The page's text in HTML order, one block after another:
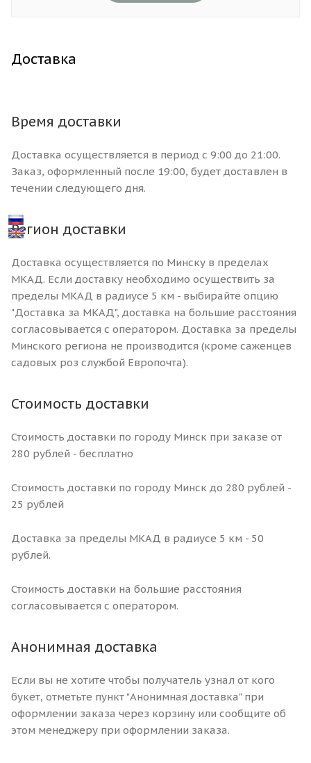
Доставка
Время доставки
Доставка осуществляется в период с 9:00 до 21:00.
Заказ, оформленный после 19:00, будет доставлен в
течении следующего дня.
Регион доставки
Доставка осуществляется по Минску в пределах
МКАД. Если доставку необходимо осуществить за
пределы МКАД в радиусе 5 км - выбирайте опцию
"Доставка за МКАД", доставка на большие расстояния
согласовывается с оператором. Доставка за пределы
Минского региона не производится (кроме саженцев
садовых роз службой Европочта).
Стоимость доставки
Стоимость доставки по городу Минск при заказе от
280 рублей - бесплатно
Стоимость доставки по городу Минск до 280 рублей -
25 рублей
Доставка за пределы МКАД в радиусе 5 км - 50
рублей.
Стоимость доставки на большие расстояния
согласовывается с оператором.
Анонимная доставка
Если вы не хотите чтобы получатель узнал от кого
букет, отметьте пункт "Анонимная доставка" при
оформлении заказа через корзину или сообщите об
этом менеджеру при оформлении заказа.